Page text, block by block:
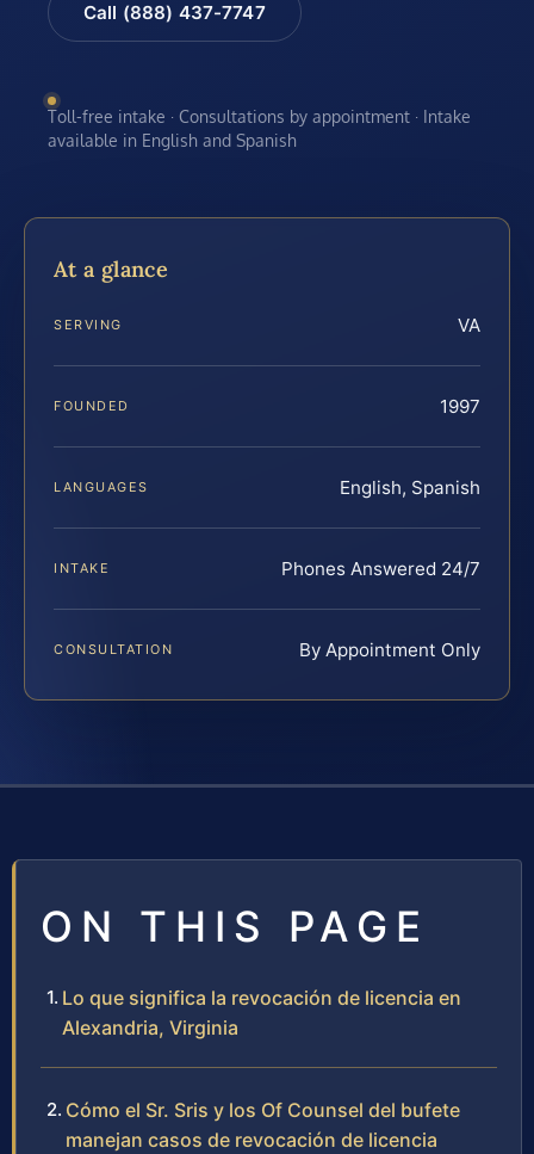
Call (888) 437-7747
Toll-free intake · Consultations by appointment · Intake
available in English and Spanish
At a glance
SERVING VA
FOUNDED 1997
LANGUAGES English, Spanish
INTAKE Phones Answered 24/7
CONSULTATION By Appointment Only
ON THIS PAGE
Lo que significa la revocación de licencia en
Alexandria, Virginia
Cómo el Sr. Sris y los Of Counsel del bufete
manejan casos de revocación de licencia